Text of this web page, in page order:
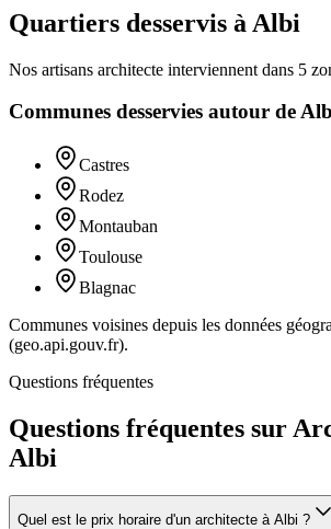
Quartiers desservis à Albi
Nos artisans architecte interviennent dans 5
Communes desservies autour de
Castres
Rodez
Montauban
Toulouse
Blagnac
Communes voisines depuis les données
(geo.api.gouv.fr).
Questions fréquentes
Questions fréquentes sur
Albi
Quel est le prix horaire d'un architecte à Albi ?